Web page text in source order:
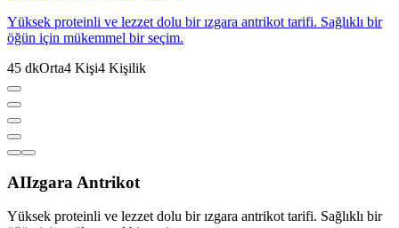
Yüksek proteinli ve lezzet dolu bir ızgara antrikot tarifi. Sağlıklı bir
öğün için mükemmel bir seçim.
45 dkOrta4 Kişi4 Kişilik
AIIzgara Antrikot
Yüksek proteinli ve lezzet dolu bir ızgara antrikot tarifi. Sağlıklı bir